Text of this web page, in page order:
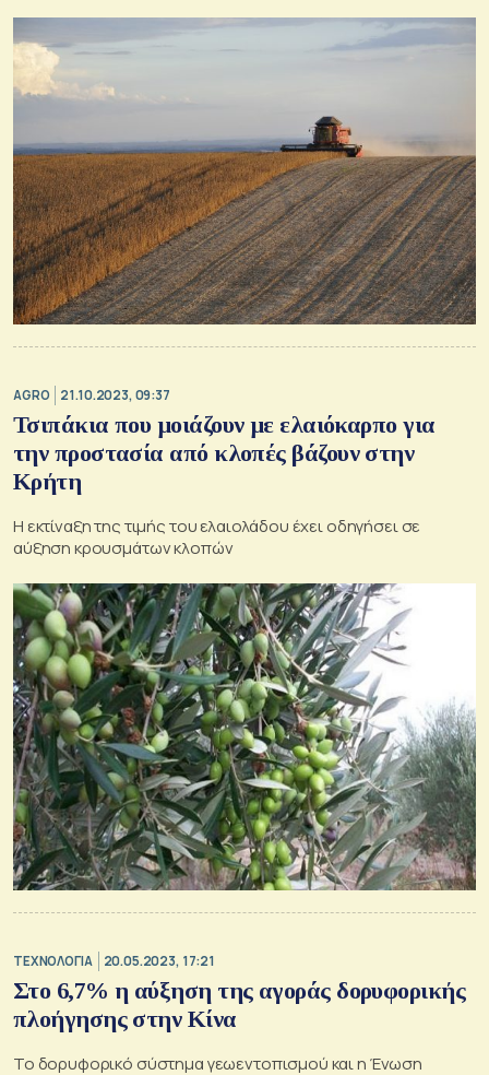
AGRO 21.10.2023, 09:37
Τσιπάκια που μοιάζουν με ελαιόκαρπο για
την προστασία από κλοπές βάζουν στην
Κρήτη
Η εκτίναξη της τιμής του ελαιολάδου έχει οδηγήσει σε
αύξηση κρουσμάτων κλοπών
ΤΕΧΝΟΛΟΓΙΑ 20.05.2023, 17:21
Στο 6,7% η αύξηση της αγοράς δορυφορικής
πλοήγησης στην Κίνα
Το δορυφορικό σύστημα γεωεντοπισμού και η Ένωση